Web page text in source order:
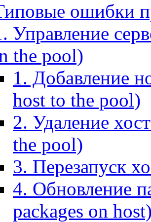
ошибки
Управление
the pool)
1. Добавление
host to the pool)
2. Удаление
the pool)
3. Перезапуск
4. Обновление
packages on